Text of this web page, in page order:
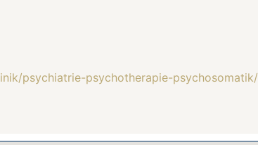
psychiatrie-psychotherapie-psychosomatik/